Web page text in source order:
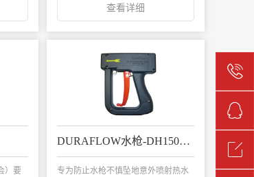
查看详细
）要
DURAFLOW水枪-DH150S 系列（高效 / 节水型）
专为防止水枪不慎坠地意外喷射热水